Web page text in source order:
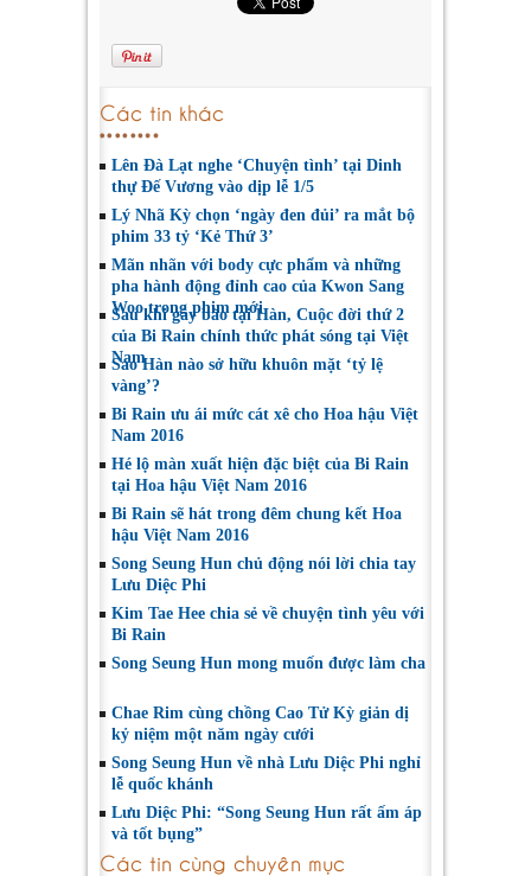
Các tin khác
Lên Đà Lạt nghe ‘Chuyện tình’ tại Dinh
thự Đế Vương vào dịp lễ 1/5
Lý Nhã Kỳ chọn ‘ngày đen đủi’ ra mắt bộ
phim 33 tỷ ‘Kẻ Thứ 3’
Mãn nhãn với body cực phẩm và những
pha hành động đỉnh cao của Kwon Sang
Woo trong phim mới
Sau khi gây bão tại Hàn, Cuộc đời thứ 2
của Bi Rain chính thức phát sóng tại Việt
Nam
Sao Hàn nào sở hữu khuôn mặt ‘tỷ lệ
vàng’?
Bi Rain ưu ái mức cát xê cho Hoa hậu Việt
Nam 2016
Hé lộ màn xuất hiện đặc biệt của Bi Rain
tại Hoa hậu Việt Nam 2016
Bi Rain sẽ hát trong đêm chung kết Hoa
hậu Việt Nam 2016
Song Seung Hun chủ động nói lời chia tay
Lưu Diệc Phi
Kim Tae Hee chia sẻ về chuyện tình yêu với
Bi Rain
Song Seung Hun mong muốn được làm cha
Chae Rim cùng chồng Cao Tử Kỳ giản dị
kỷ niệm một năm ngày cưới
Song Seung Hun về nhà Lưu Diệc Phi nghỉ
lễ quốc khánh
Lưu Diệc Phi: “Song Seung Hun rất ấm áp
và tốt bụng”
Các tin cùng chuyên mục